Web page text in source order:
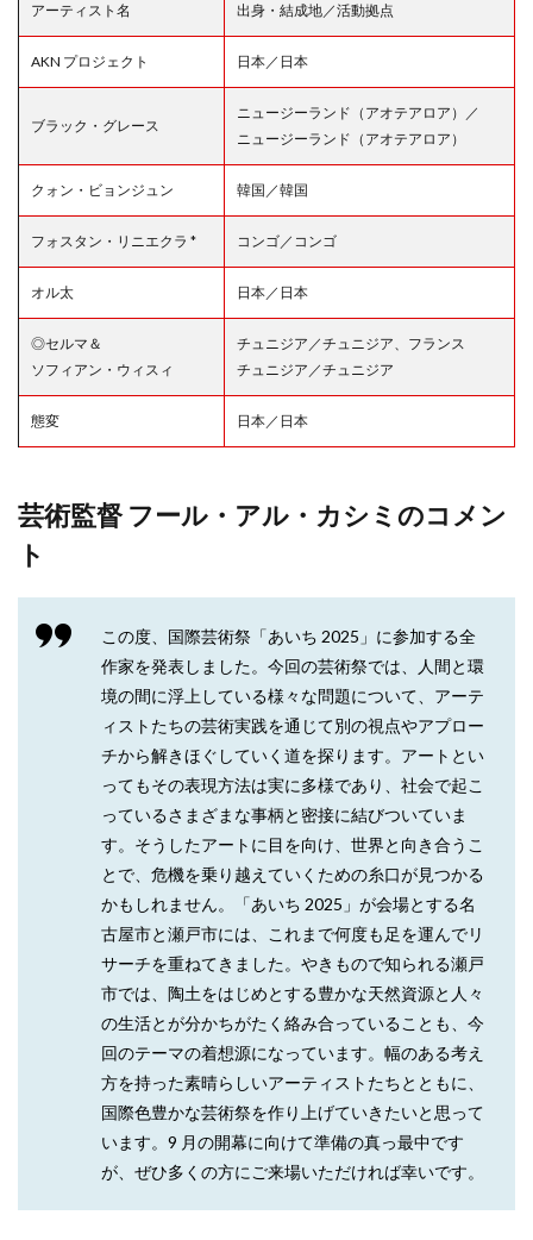
アーティスト名 出身・結成地／活動拠点
AKN プロジェクト 日本／日本
ブラック・グレース
ニュージーランド（アオテアロア）／
ニュージーランド（アオテアロア）
クォン・ビョンジュン 韓国／韓国
フォスタン・リニエクラ * コンゴ／コンゴ
オル太 日本／日本
◎セルマ＆
ソフィアン・ウィスィ
チュニジア／チュニジア、フランス
チュニジア／チュニジア
態変 日本／日本
芸術監督 フール・アル・カシミのコメン
ト
この度、国際芸術祭「あいち 2025」に参加する全
作家を発表しました。今回の芸術祭では、人間と環
境の間に浮上している様々な問題について、アーテ
ィストたちの芸術実践を通じて別の視点やアプロー
チから解きほぐしていく道を探ります。アートとい
ってもその表現方法は実に多様であり、社会で起こ
っているさまざまな事柄と密接に結びついていま
す。そうしたアートに目を向け、世界と向き合うこ
とで、危機を乗り越えていくための糸口が見つかる
かもしれません。「あいち 2025」が会場とする名
古屋市と瀬戸市には、これまで何度も足を運んでリ
サーチを重ねてきました。やきもので知られる瀬戸
市では、陶土をはじめとする豊かな天然資源と人々
の生活とが分かちがたく絡み合っていることも、今
回のテーマの着想源になっています。幅のある考え
方を持った素晴らしいアーティストたちとともに、
国際色豊かな芸術祭を作り上げていきたいと思って
います。9 月の開幕に向けて準備の真っ最中です
が、ぜひ多くの方にご来場いただければ幸いです。